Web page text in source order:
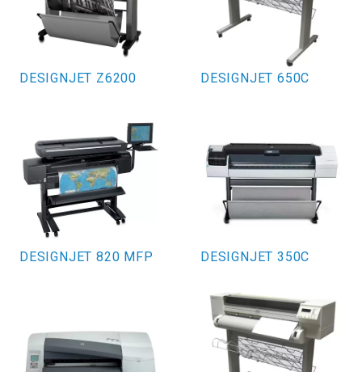
DESIGNJET Z6200
DESIGNJET 820 MFP
DESIGNJET 650C
DESIGNJET 350C